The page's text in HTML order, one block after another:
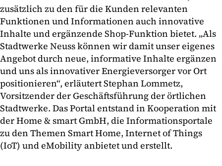
zusätzlich zu den für die Kunden relevanten
Funktionen und Informationen auch innovative
Inhalte und ergänzende Shop-Funktion bietet. „Als
Stadtwerke Neuss können wir damit unser eigenes
Angebot durch neue, informative Inhalte ergänzen
und uns als innovativer Energieversorger vor Ort
positionieren“, erläutert Stephan Lommetz,
Vorsitzender der Geschäftsführung der örtlichen
Stadtwerke. Das Portal entstand in Kooperation mit
der Home & smart GmbH, die Informationsportale
zu den Themen Smart Home, Internet of Things
(IoT) und eMobility anbietet und erstellt.